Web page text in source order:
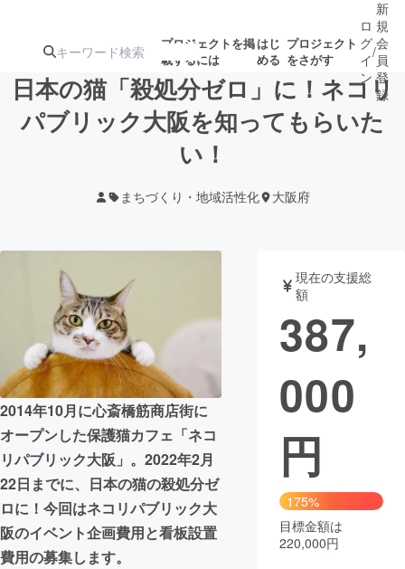
プロジェクトを掲
載するには
はじ
める
プロジェクト
をさがす
注目の新着プロ
テクノロジー・ガジェット
映像・映画 書籍・雑誌
ビジネス・起業 チャレンジ
まちづくり・地域活性化
CAMPFIRE for Social Good
CAMPFIRE Creation
CAMPFIREふるさと納税machi-ya コミュニティ
ロ
グ
イ
ン
/
新
規
会
員
登
録
日本の猫「殺処分ゼロ」に！ネコリ
パブリック大阪を知ってもらいた
い！
まちづくり・地域活性化 大阪府
2014年10月に心斎橋筋商店街に
オープンした保護猫カフェ「ネコ
リパブリック大阪」。2022年2月
22日までに、日本の猫の殺処分ゼ
ロに！今回はネコリパブリック大
阪のイベント企画費用と看板設置
費用の募集します。
現在の支援総
額
387,
000
円
175%
目標金額は
220,000円